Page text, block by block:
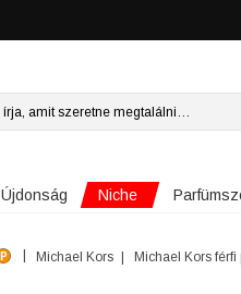
Újdonság Niche
Michael Kors Michael Kors férfi